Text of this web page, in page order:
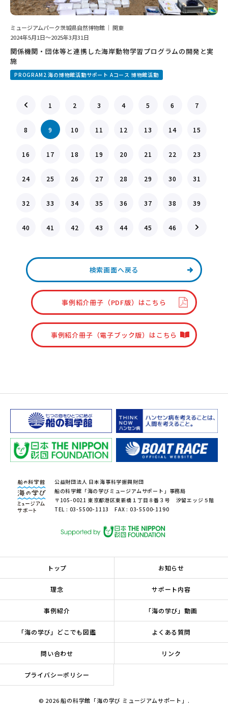
ミュージアムパーク茨城県自然博物館 ｜ 関東
2024年5月1日～2025年3月31日
関係機関・団体等と連携した海岸動物学習プログラムの開発と実
施
PROGRAM2 海の博物館活動サポート Aコース 博物館活動
1 2 3 4 5 6 7
8 9 10 11 12 13 14 15
16 17 18 19 20 21 22 23
24 25 26 27 28 29 30 31
32 33 34 35 36 37 38 39
40 41 42 43 44 45 46
検索画面へ戻る
事例紹介冊子（PDF版）はこちら
事例紹介冊子（電子ブック版）はこちら
公益財団法人 日本海事科学振興財団
船の科学館「海の学びミュージアムサポート」事務局
〒105-0021 東京都港区東新橋１丁目８番３号 汐留エッジ５階
TEL : 03-5500-1113 FAX : 03-5500-1190
トップ お知らせ
理念 サポート内容
事例紹介 「海の学び」動画
「海の学び」どこでも図鑑 よくある質問
問い合わせ リンク
プライバシーポリシー
© 2026 船の科学館「海の学び ミュージアムサポート」.